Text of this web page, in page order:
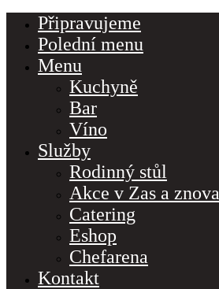
Připravujeme
Polední menu
Menu
Kuchyně
Bar
Víno
Služby
Rodinný stůl
Akce v Zas a znova
Catering
Eshop
Chefarena
Kontakt